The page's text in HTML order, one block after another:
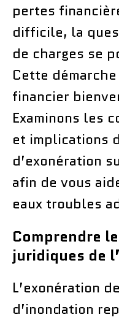
pertes
difficile, la
de charges se
Cette
financier
Examinons les
et implications
d’exonération
afin de vous
eaux troubles
Comprendre
juridiques de
L’exonération
d’inondation